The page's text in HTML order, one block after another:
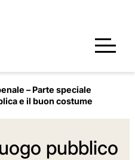
– Parte speciale
e il buon costume
pubblico